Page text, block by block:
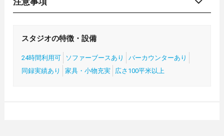
スタジオの特徴・設備
24時間利用可 ソファーブースあり
バーカウンターあり
同録実績あり
家具・小物充実 広さ100平米以上